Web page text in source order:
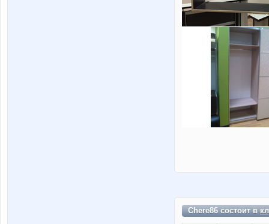
Chere86 состоит в